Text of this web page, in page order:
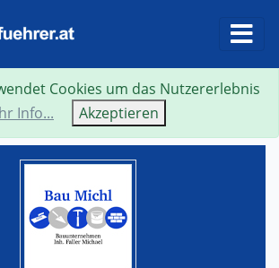
Neue Suche Zurück
Cookies um das Nutzererlebnis
Info... Akzeptieren